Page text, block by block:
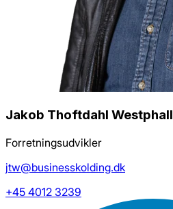
Jakob Thoftdahl Westphall
Forretningsudvikler
jtw@businesskolding.dk
+45 4012 3239